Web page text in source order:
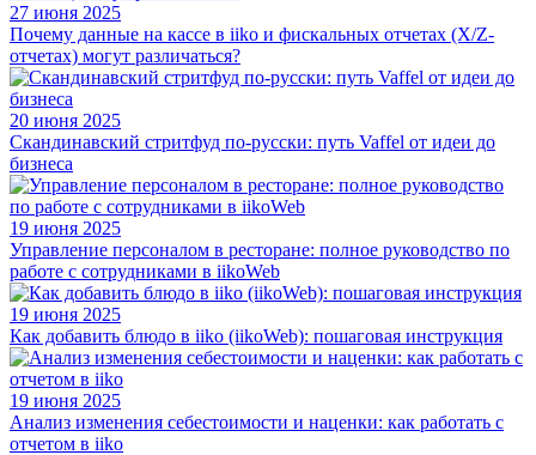
27 июня 2025
Почему данные на кассе в iiko и фискальных отчетах (X/Z-
отчетах) могут различаться?
20 июня 2025
Скандинавский стритфуд по-русски: путь Vaffel от идеи до
бизнеса
19 июня 2025
Управление персоналом в ресторане: полное руководство по
работе с сотрудниками в iikoWeb
19 июня 2025
Как добавить блюдо в iiko (iikoWeb): пошаговая инструкция
19 июня 2025
Анализ изменения себестоимости и наценки: как работать с
отчетом в iiko